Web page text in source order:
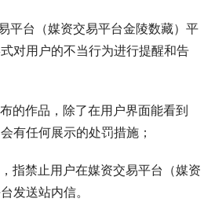
平台（媒资交易平台金陵数藏）平
对用户的不当行为进行提醒和告
的作品，除了在用户界面能看到
有任何展示的处罚措施；
指禁止用户在媒资交易平台（媒资
发送站内信。